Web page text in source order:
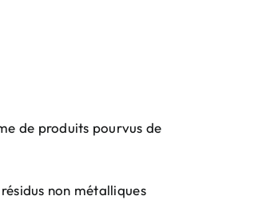
de produits pourvus de
non métalliques